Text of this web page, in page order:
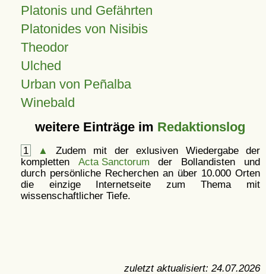
Platonis und Gefährten
Platonides von Nisibis
Theodor
Ulched
Urban von Peñalba
Winebald
weitere Einträge im Redaktionslog
1 ▲
Zudem mit der exlusiven Wiedergabe der
kompletten Acta Sanctorum der Bollandisten und
durch persönliche Recherchen an über 10.000 Orten
die einzige Internetseite zum Thema mit
wissenschaftlicher Tiefe.
zuletzt aktualisiert: 24.07.2026